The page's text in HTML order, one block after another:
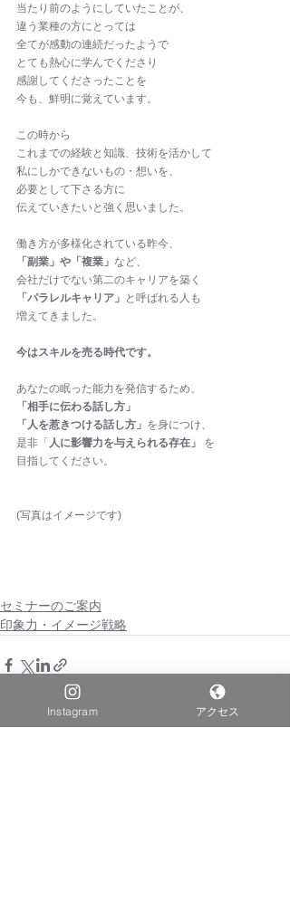
当たり前のようにしていたことが、
違う業種の方にとっては
全てが感動の連続だったようで
とても熱心に学んでくださり
感謝してくださったことを
今も、鮮明に覚えています。
この時から
これまでの経験と知識、技術を活かして
私にしかできないもの・想いを、
必要として下さる方に
伝えていきたいと強く思いました。
働き方が多様化されている昨今、
「副業」や「複業」 など、
会社だけでない第二のキャリアを築く
「パラレルキャリア」 と呼ばれる人も
増えてきました。
今はスキルを売る時代です。
あなたの眠った能力を発信するため、
「相手に伝わる話し方」
「人を惹きつける話し方」 を身につけ、
是非「 人に影響力を与えられる存在」
を
目指してください。
(写真はイメージです)
セミナーのご案内
印象力・イメージ戦略
Instagram アクセス